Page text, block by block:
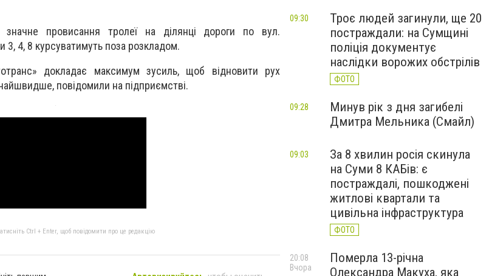
провисання тролеї на ділянці дороги по вул.
3, 4, 8 курсуватимуть поза розкладом.
докладає максимум зусиль, щоб відновити рух
повідомили на підприємстві.
Ctrl + Enter, щоб повідомити про це редакцію
Троє людей загинули, ще 20
постраждали: на Сумщині
поліція документує
наслідки ворожих обстрілів
ФОТО
09:30
Минув рік з дня загибелі
Дмитра Мельника (Смайл)
09:28
За 8 хвилин росія скинула
на Суми 8 КАБів: є
постраждалі, пошкоджені
житлові квартали та
цивільна інфраструктура
ФОТО
09:03
Померла 13-річна
Олександра Макуха, яка
20:08
Вчора